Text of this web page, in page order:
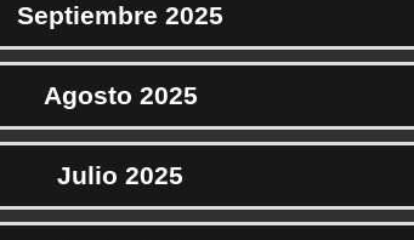
Septiembre 2025
Agosto 2025
Julio 2025